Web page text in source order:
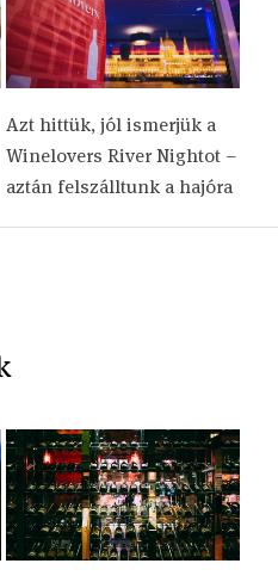
Azt hittük, jól ismerjük a
Winelovers River Nightot –
aztán felszálltunk a hajóra